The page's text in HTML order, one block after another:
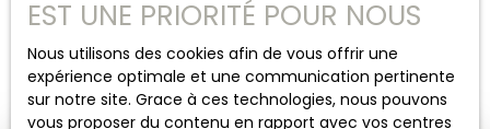
EST UNE PRIORITÉ POUR NOUS
Nous utilisons des cookies afin de vous offrir une
expérience optimale et une communication pertinente
sur notre site. Grace à ces technologies, nous pouvons
vous proposer du contenu en rapport avec vos centres